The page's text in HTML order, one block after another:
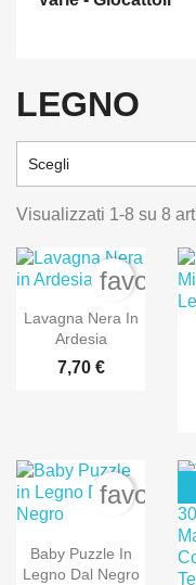
LEGNO
Scegli
Visualizzati 1-8 su 8
Lavagna Nera In
Ardesia
7,70 €
Baby Puzzle In
Legno Dal Negro